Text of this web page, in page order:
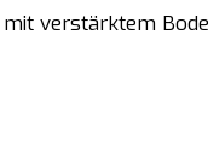
verstärktem